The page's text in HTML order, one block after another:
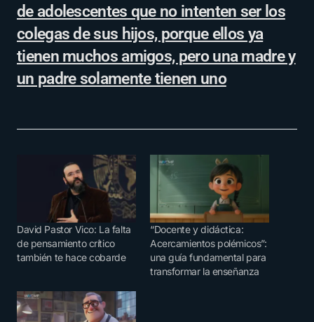
de adolescentes que no intenten ser los
colegas de sus hijos, porque ellos ya
tienen muchos amigos, pero una madre y
un padre solamente tienen uno
David Pastor Vico: La falta
de pensamiento crítico
también te hace cobarde
“Docente y didáctica:
Acercamientos polémicos”:
una guía fundamental para
transformar la enseñanza